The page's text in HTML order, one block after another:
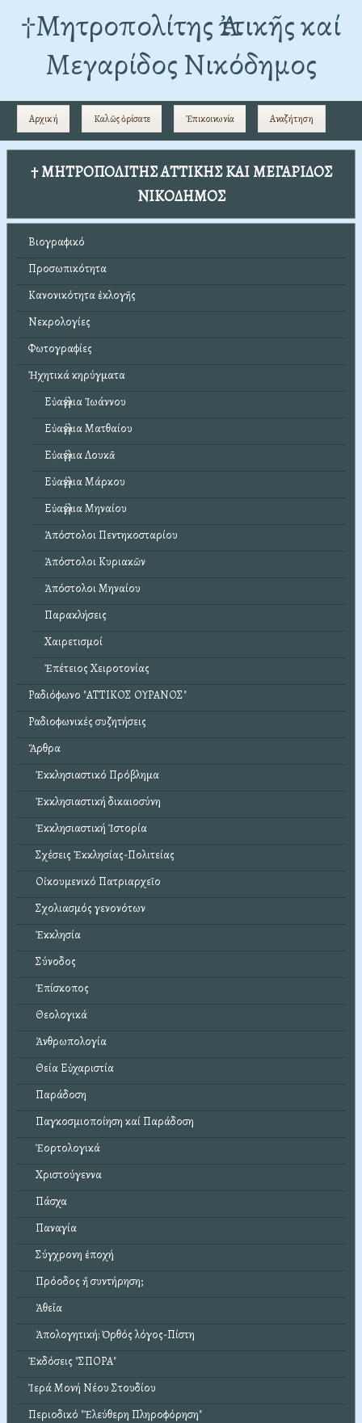
†Mητροπολίτης Ἀττικῆς καί
Μεγαρίδος Νικόδημος
Αρχική Καλῶς ὁρίσατε Ἐπικοινωνία Αναζήτηση
† ΜΗΤΡΟΠΟΛΙΤΗΣ ΑΤΤΙΚΗΣ ΚΑΙ ΜΕΓΑΡΙΔΟΣ
ΝΙΚΟΔΗΜΟΣ
Βιογραφικό
Προσωπικότητα
Κανονικότητα ἐκλογῆς
Νεκρολογίες
Φωτογραφίες
Ἠχητικά κηρύγματα
Εὐαγγέλια Ἰωάννου
Εὐαγγέλια Ματθαίου
Εὐαγγέλια Λουκᾶ
Εὐαγγέλια Μάρκου
Εὐαγγέλια Μηναίου
Ἀπόστολοι Πεντηκοσταρίου
Ἀπόστολοι Κυριακῶν
Ἀπόστολοι Μηναίου
Παρακλήσεις
Χαιρετισμοί
Ἐπέτειος Χειροτονίας
Ραδιόφωνο "ΑΤΤΙΚΟΣ ΟΥΡΑΝΟΣ"
Ραδιοφωνικές συζητήσεις
Ἄρθρα
Ἐκκλησιαστικό Πρόβλημα
Ἐκκλησιαστική δικαιοσύνη
Ἐκκλησιαστική Ἱστορία
Σχέσεις Ἐκκλησίας-Πολιτείας
Οἰκουμενικό Πατριαρχεῖο
Σχολιασμός γενονότων
Ἐκκλησία
Σύνοδος
Ἐπίσκοπος
Θεολογικά
Ἀνθρωπολογία
Θεία Εὐχαριστία
Παράδοση
Παγκοσμιοποίηση καί Παράδοση
Ἑορτολογικά
Χριστούγεννα
Πάσχα
Παναγία
Σύγχρονη ἐποχή
Πρόοδος ἤ συντήρηση;
Ἀθεΐα
Ἀπολογητική: Ὀρθός λόγος-Πίστη
Ἐκδόσεις "ΣΠΟΡΑ"
Ἱερά Μονή Νέου Στουδίου
Περιοδικό "Ἐλεύθερη Πληροφόρηση"